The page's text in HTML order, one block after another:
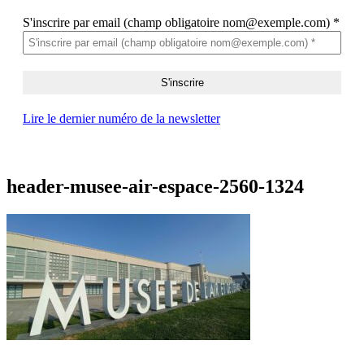
S'inscrire par email (champ obligatoire nom@exemple.com) *
Lire le dernier numéro de la newsletter
header-musee-air-espace-2560-1324